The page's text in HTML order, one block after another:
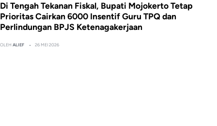
Di Tengah Tekanan Fiskal, Bupati Mojokerto Tetap
Prioritas Cairkan 6000 Insentif Guru TPQ dan
Perlindungan BPJS Ketenagakerjaan
OLEHALIEF 26 MEI 2026